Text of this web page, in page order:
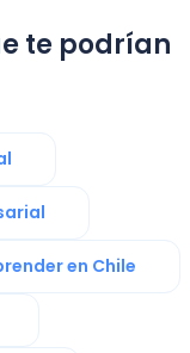
te podrían
en Chile